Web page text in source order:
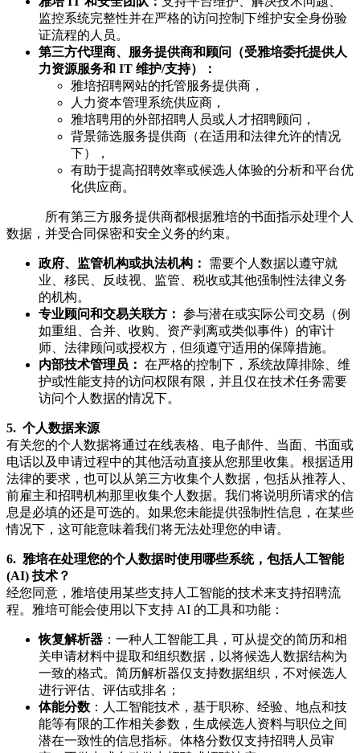
监控系统完整性并在严格的访问控制下维护安全身份验
证流程的人员。
第三方代理商、服务提供商和顾问（受雅培委托提供人
力资源服务和 IT 维护/支持）：
雅培招聘网站的托管服务提供商，
人力资本管理系统供应商，
雅培聘用的外部招聘人员或人才招聘顾问，
背景筛选服务提供商（在适用和法律允许的情况
下），
有助于提高招聘效率或候选人体验的分析和平台优
化供应商。
所有第三方服务提供商都根据雅培的书面指示处理个人
数据，并受合同保密和安全义务的约束。
政府、监管机构或执法机构：
需要个人数据以遵守就
业、移民、反歧视、监管、税收或其他强制性法律义务
的机构。
专业顾问和交易关联方： 参与潜在或实际公司交易（例
如重组、合并、收购、资产剥离或类似事件）的审计
师、法律顾问或授权方，但须遵守适用的保障措施。
内部技术管理员： 在严格的控制下，系统故障排除、维
护或性能支持的访问权限有限，并且仅在技术任务需要
访问个人数据的情况下。
5. 个人数据来源
有关您的个人数据将通过在线表格、电子邮件、当面、书面或
电话以及申请过程中的其他活动直接从您那里收集。根据适用
法律的要求，也可以从第三方收集个人数据，包括从推荐人、
前雇主和招聘机构那里收集个人数据。我们将说明所请求的信
息是必填的还是可选的。如果您未能提供强制性信息，在某些
情况下，这可能意味着我们将无法处理您的申请。
6. 雅培在处理您的个人数据时使用哪些系统，包括人工智能
(AI) 技术？
经您同意，雅培使用某些支持人工智能的技术来支持招聘流
程。雅培可能会使用以下支持 AI 的工具和功能：
恢复解析器 ：一种人工智能工具，可从提交的简历和相
关申请材料中提取和组织数据，以将候选人数据结构为
一致的格式。简历解析器仅支持数据组织，不对候选人
进行评估、评估或排名；
体能分数 ：人工智能技术，基于职称、经验、地点和技
能等有限的工作相关参数，生成候选人资料与职位之间
潜在一致性的信息指标。体格分数仅支持招聘人员审